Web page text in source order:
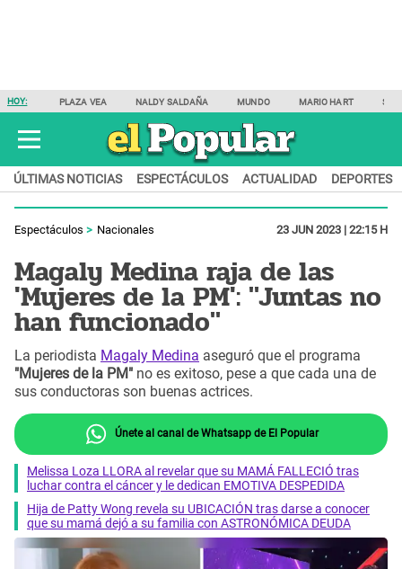
HOY: PLAZA VEA NALDY SALDAÑA MUNDO MARIO HART
ÚLTIMAS NOTICIAS ESPECTÁCULOS ACTUALIDAD DEPORTES
Espectáculos Nacionales 23 JUN 2023 | 22:15 H
Magaly Medina raja de las
'Mujeres de la PM': "Juntas no
han funcionado"
La periodista Magaly Medina aseguró que el programa
"Mujeres de la PM" no es exitoso, pese a que cada una de
sus conductoras son buenas actrices.
Únete al canal de Whatsapp de El Popular
Melissa Loza LLORA al revelar que su MAMÁ FALLECIÓ tras
luchar contra el cáncer y le dedican EMOTIVA DESPEDIDA
Hija de Patty Wong revela su UBICACIÓN tras darse a conocer
que su mamá dejó a su familia con ASTRONÓMICA DEUDA